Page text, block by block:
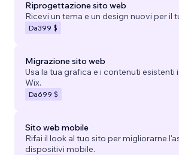
Riprogettazione sito web
Ricevi un tema e un design nuovi per il
Da399 $
Migrazione sito web
Usa la tua grafica e i contenuti esistenti
Wix.
Da699 $
Sito web mobile
Rifai il look al tuo sito per migliorarne
dispositivi mobile.